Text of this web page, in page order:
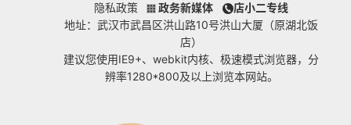
隐私政策
政务新媒体
店小二专线
地址：武汉市武昌区洪山路10号洪山大厦（原湖北饭
店）
建议您使用IE9+、webkit内核、极速模式浏览器，分
辨率1280*800及以上浏览本网站。